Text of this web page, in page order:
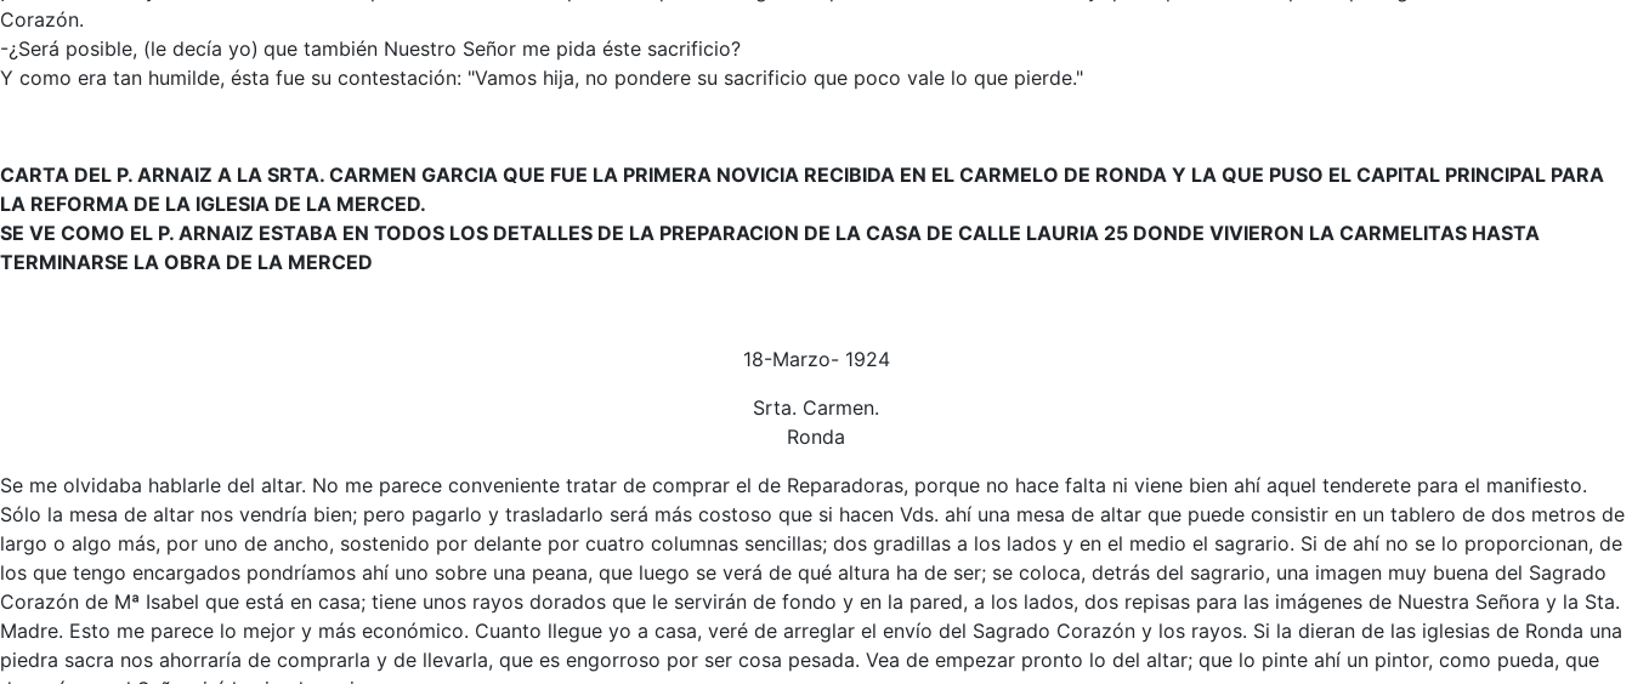
Corazón.
-¿Será posible, (le decía yo) que también Nuestro Señor me pida éste sacrificio?
Y como era tan humilde, ésta fue su contestación: "Vamos hija, no pondere su sacrificio que poco vale lo que pierde."
CARTA DEL P. ARNAIZ A LA SRTA. CARMEN GARCIA QUE FUE LA PRIMERA NOVICIA RECIBIDA EN EL CARMELO DE RONDA Y LA QUE PUSO EL CAPITAL PRINCIPAL PARA
LA REFORMA DE LA IGLESIA DE LA MERCED.
SE VE COMO EL P. ARNAIZ ESTABA EN TODOS LOS DETALLES DE LA PREPARACION DE LA CASA DE CALLE LAURIA 25 DONDE VIVIERON LA CARMELITAS HASTA
TERMINARSE LA OBRA DE LA MERCED
18-Marzo- 1924
Srta. Carmen.
Ronda
Se me olvidaba hablarle del altar. No me parece conveniente tratar de comprar el de Reparadoras, porque no hace falta ni viene bien ahí aquel tenderete para el manifiesto.
Sólo la mesa de altar nos vendría bien; pero pagarlo y trasladarlo será más costoso que si hacen Vds. ahí una mesa de altar que puede consistir en un tablero de dos metros de
largo o algo más, por uno de ancho, sostenido por delante por cuatro columnas sencillas; dos gradillas a los lados y en el medio el sagrario. Si de ahí no se lo proporcionan, de
los que tengo encargados pondríamos ahí uno sobre una peana, que luego se verá de qué altura ha de ser; se coloca, detrás del sagrario, una imagen muy buena del Sagrado
Corazón de Mª Isabel que está en casa; tiene unos rayos dorados que le servirán de fondo y en la pared, a los lados, dos repisas para las imágenes de Nuestra Señora y la Sta.
Madre. Esto me parece lo mejor y más económico. Cuanto llegue yo a casa, veré de arreglar el envío del Sagrado Corazón y los rayos. Si la dieran de las iglesias de Ronda una
piedra sacra nos ahorraría de comprarla y de llevarla, que es engorroso por ser cosa pesada. Vea de empezar pronto lo del altar; que lo pinte ahí un pintor, como pueda, que